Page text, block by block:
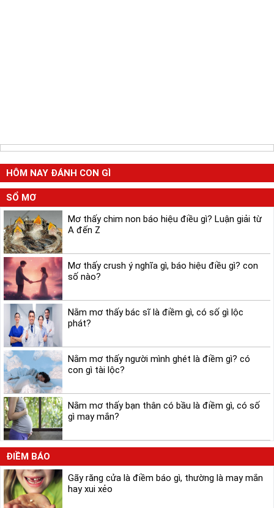
HÔM NAY ĐÁNH CON GÌ
SỔ MƠ
Mơ thấy chim non báo hiệu điều gì? Luận giải từ
A đến Z
Mơ thấy crush ý nghĩa gì, báo hiệu điều gì? con
số nào?
Nằm mơ thấy bác sĩ là điềm gì, có số gì lộc
phát?
Nằm mơ thấy người mình ghét là điềm gì? có
con gì tài lộc?
Nằm mơ thấy bạn thân có bầu là điềm gì, có số
gì may mắn?
ĐIỀM BÁO
Gãy răng cửa là điềm báo gì, thường là may mắn
hay xui xẻo